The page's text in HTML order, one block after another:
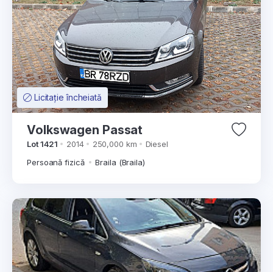
Licitație încheiată
Volkswagen Passat
Lot 1421 2014 250,000 km
Diesel
Persoană fizică
Braila (Braila)